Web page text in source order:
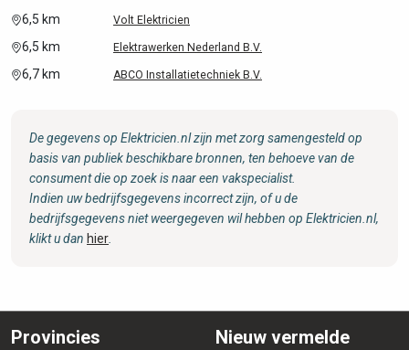
6,5 km Volt Elektricien
6,5 km Elektrawerken Nederland B.V.
6,7 km ABCO Installatietechniek B.V.
De gegevens op Elektricien.nl zijn met zorg samengesteld op
basis van publiek beschikbare bronnen, ten behoeve van de
consument die op zoek is naar een vakspecialist.
Indien uw bedrijfsgegevens incorrect zijn, of u de
bedrijfsgegevens niet weergegeven wil hebben op Elektricien.nl,
klikt u dan hier
Provincies
Nieuw vermelde